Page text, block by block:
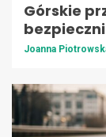
Górskie
Joanna